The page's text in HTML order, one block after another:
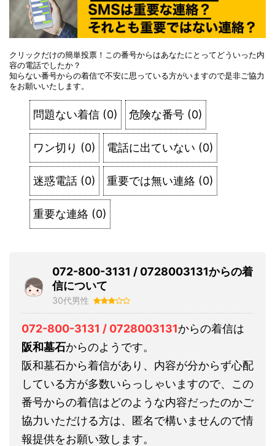
クリックだけの簡単投票！この番号からはあなたにとってどういった内
容の電話でしたか？
知らない番号からの着信で不安に思っている方がいますので是非ご協力
をお願いいたします。
問題ない着信 (0) 危険な番号 (0)
ワン切り (0) 電話に出ていない (0)
迷惑電話 (0) 重要では無い連絡 (0)
重要な連絡 (0)
072-800-3131 / 0728003131からの着
信について
30代男性
072-800-3131 / 0728003131からの着信は
阪和墓石からのようです。
阪和墓石から着信があり、内容が分からず心配
している方が多数いらっしゃいますので、この
番号からの着信はどのような内容だったのかご
協力いただける方は、匿名で構いませんので情
報提供をお願い致します。